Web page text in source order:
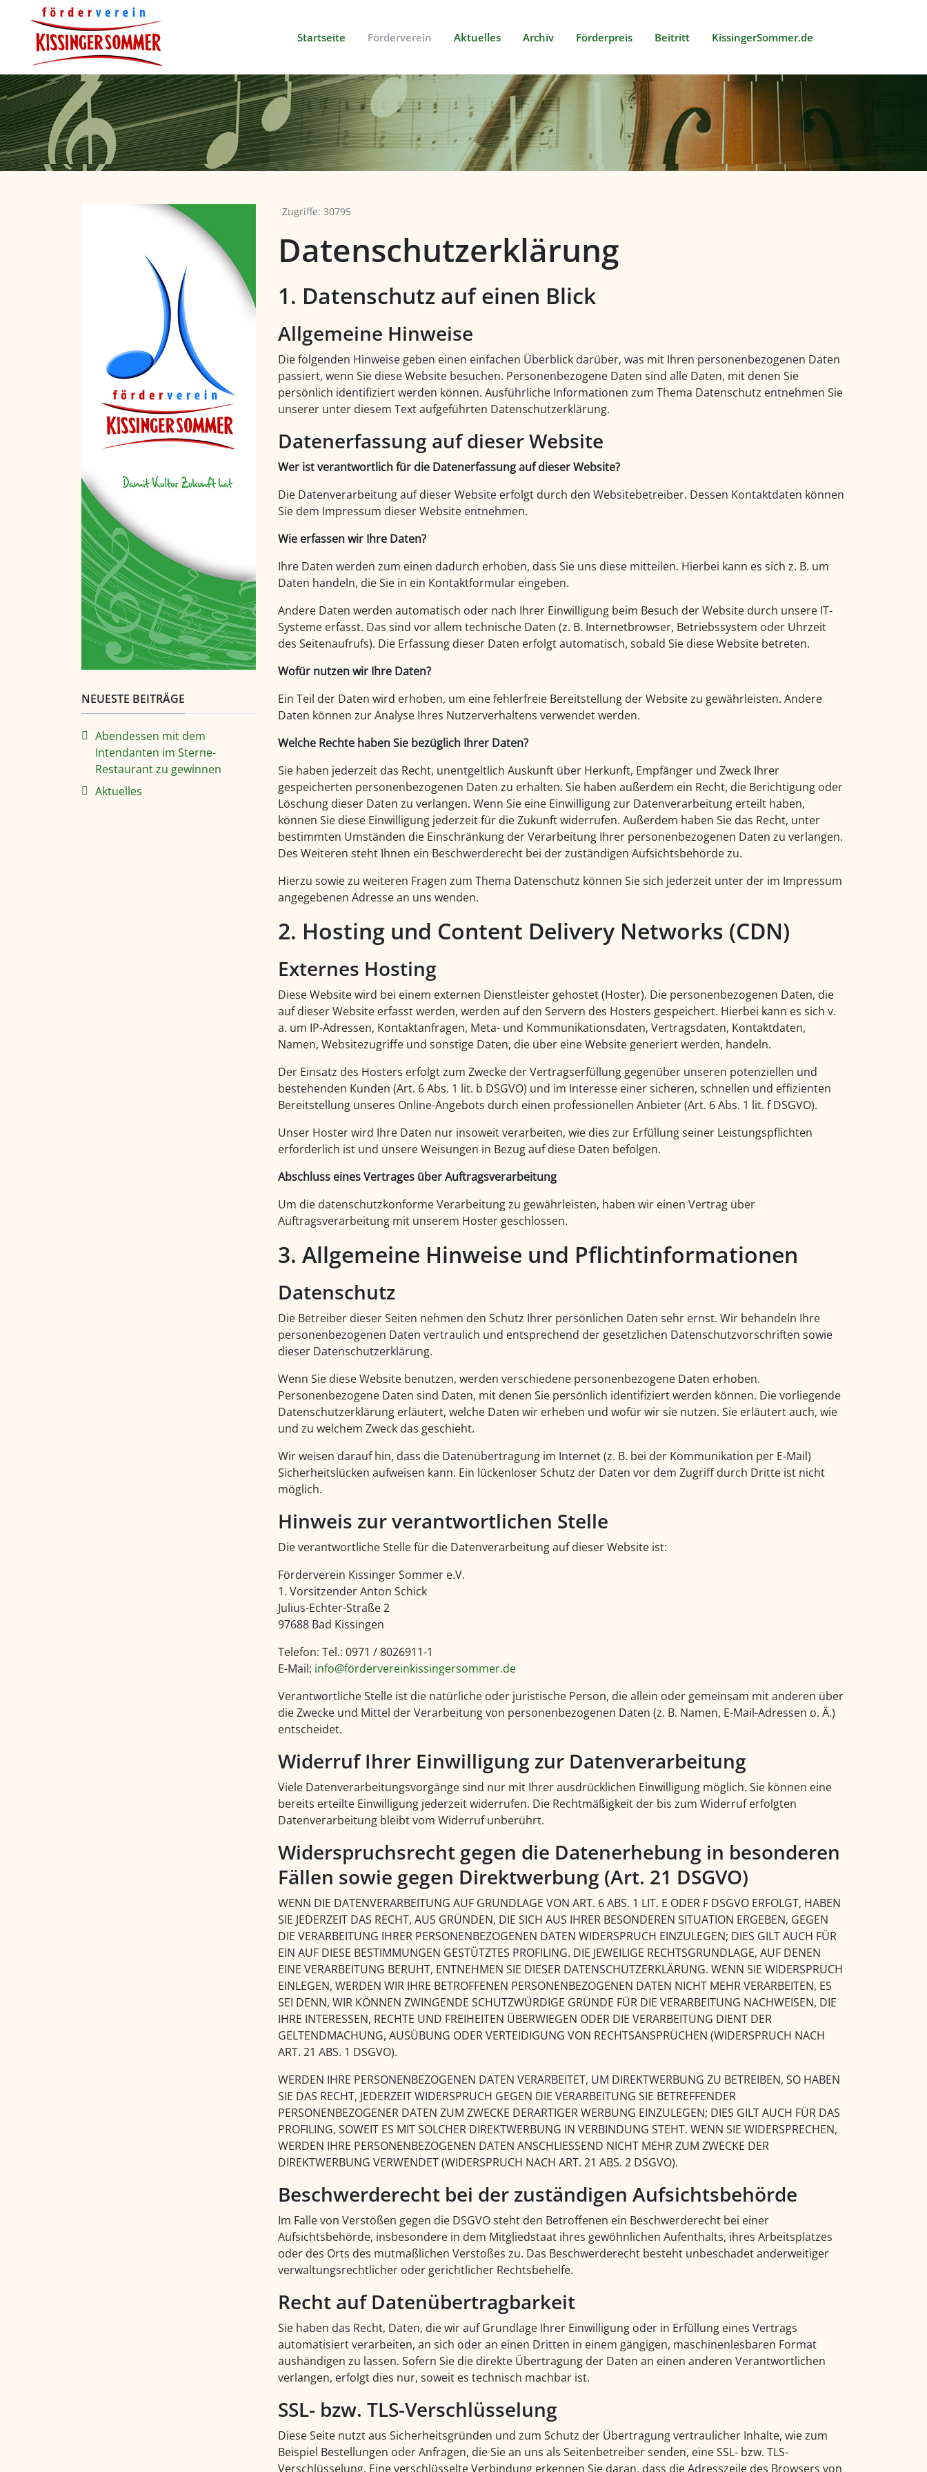
Startseite Förderverein Aktuelles Archiv Förderpreis Beitritt KissingerSommer.de
Zugriffe: 30795
Datenschutz­erklärung
1. Datenschutz auf einen Blick
Allgemeine Hinweise
Die folgenden Hinweise geben einen einfachen Überblick darüber, was mit Ihren personenbezogenen Daten
passiert, wenn Sie diese Website besuchen. Personenbezogene Daten sind alle Daten, mit denen Sie
persönlich identifiziert werden können. Ausführliche Informationen zum Thema Datenschutz entnehmen Sie
unserer unter diesem Text aufgeführten Datenschutzerklärung.
Datenerfassung auf dieser Website
Wer ist verantwortlich für die Datenerfassung auf dieser Website?
Die Datenverarbeitung auf dieser Website erfolgt durch den Websitebetreiber. Dessen Kontaktdaten können
Sie dem Impressum dieser Website entnehmen.
Wie erfassen wir Ihre Daten?
Ihre Daten werden zum einen dadurch erhoben, dass Sie uns diese mitteilen. Hierbei kann es sich z. B. um
Daten handeln, die Sie in ein Kontaktformular eingeben.
Andere Daten werden automatisch oder nach Ihrer Einwilligung beim Besuch der Website durch unsere IT-
Systeme erfasst. Das sind vor allem technische Daten (z. B. Internetbrowser, Betriebssystem oder Uhrzeit
des Seitenaufrufs). Die Erfassung dieser Daten erfolgt automatisch, sobald Sie diese Website betreten.
Wofür nutzen wir Ihre Daten?
Ein Teil der Daten wird erhoben, um eine fehlerfreie Bereitstellung der Website zu gewährleisten. Andere
Daten können zur Analyse Ihres Nutzerverhaltens verwendet werden.
Welche Rechte haben Sie bezüglich Ihrer Daten?
Sie haben jederzeit das Recht, unentgeltlich Auskunft über Herkunft, Empfänger und Zweck Ihrer
gespeicherten personenbezogenen Daten zu erhalten. Sie haben außerdem ein Recht, die Berichtigung oder
Löschung dieser Daten zu verlangen. Wenn Sie eine Einwilligung zur Datenverarbeitung erteilt haben,
können Sie diese Einwilligung jederzeit für die Zukunft widerrufen. Außerdem haben Sie das Recht, unter
bestimmten Umständen die Einschränkung der Verarbeitung Ihrer personenbezogenen Daten zu verlangen.
Des Weiteren steht Ihnen ein Beschwerderecht bei der zuständigen Aufsichtsbehörde zu.
Hierzu sowie zu weiteren Fragen zum Thema Datenschutz können Sie sich jederzeit unter der im Impressum
angegebenen Adresse an uns wenden.
2. Hosting und Content Delivery Networks (CDN)
Externes Hosting
Diese Website wird bei einem externen Dienstleister gehostet (Hoster). Die personenbezogenen Daten, die
auf dieser Website erfasst werden, werden auf den Servern des Hosters gespeichert. Hierbei kann es sich v.
a. um IP-Adressen, Kontaktanfragen, Meta- und Kommunikationsdaten, Vertragsdaten, Kontaktdaten,
Namen, Websitezugriffe und sonstige Daten, die über eine Website generiert werden, handeln.
Der Einsatz des Hosters erfolgt zum Zwecke der Vertragserfüllung gegenüber unseren potenziellen und
bestehenden Kunden (Art. 6 Abs. 1 lit. b DSGVO) und im Interesse einer sicheren, schnellen und effizienten
Bereitstellung unseres Online-Angebots durch einen professionellen Anbieter (Art. 6 Abs. 1 lit. f DSGVO).
Unser Hoster wird Ihre Daten nur insoweit verarbeiten, wie dies zur Erfüllung seiner Leistungspflichten
erforderlich ist und unsere Weisungen in Bezug auf diese Daten befolgen.
Abschluss eines Vertrages über Auftragsverarbeitung
Um die datenschutzkonforme Verarbeitung zu gewährleisten, haben wir einen Vertrag über
Auftragsverarbeitung mit unserem Hoster geschlossen.
3. Allgemeine Hinweise und Pflicht­informationen
Datenschutz
Die Betreiber dieser Seiten nehmen den Schutz Ihrer persönlichen Daten sehr ernst. Wir behandeln Ihre
personenbezogenen Daten vertraulich und entsprechend der gesetzlichen Datenschutzvorschriften sowie
dieser Datenschutzerklärung.
Wenn Sie diese Website benutzen, werden verschiedene personenbezogene Daten erhoben.
Personenbezogene Daten sind Daten, mit denen Sie persönlich identifiziert werden können. Die vorliegende
Datenschutzerklärung erläutert, welche Daten wir erheben und wofür wir sie nutzen. Sie erläutert auch, wie
und zu welchem Zweck das geschieht.
Wir weisen darauf hin, dass die Datenübertragung im Internet (z. B. bei der Kommunikation per E-Mail)
Sicherheitslücken aufweisen kann. Ein lückenloser Schutz der Daten vor dem Zugriff durch Dritte ist nicht
möglich.
Hinweis zur verantwortlichen Stelle
Die verantwortliche Stelle für die Datenverarbeitung auf dieser Website ist:
Förderverein Kissinger Sommer e.V.
1. Vorsitzender Anton Schick
Julius-Echter-Straße 2
97688 Bad Kissingen
Telefon: Tel.: 0971 / 8026911-1
E-Mail: info@fördervereinkissingersommer.de
Verantwortliche Stelle ist die natürliche oder juristische Person, die allein oder gemeinsam mit anderen über
die Zwecke und Mittel der Verarbeitung von personenbezogenen Daten (z. B. Namen, E-Mail-Adressen o. Ä.)
entscheidet.
Widerruf Ihrer Einwilligung zur Datenverarbeitung
Viele Datenverarbeitungsvorgänge sind nur mit Ihrer ausdrücklichen Einwilligung möglich. Sie können eine
bereits erteilte Einwilligung jederzeit widerrufen. Die Rechtmäßigkeit der bis zum Widerruf erfolgten
Datenverarbeitung bleibt vom Widerruf unberührt.
Widerspruchsrecht gegen die Datenerhebung in besonderen
Fällen sowie gegen Direktwerbung (Art. 21 DSGVO)
WENN DIE DATENVERARBEITUNG AUF GRUNDLAGE VON ART. 6 ABS. 1 LIT. E ODER F DSGVO ERFOLGT, HABEN
SIE JEDERZEIT DAS RECHT, AUS GRÜNDEN, DIE SICH AUS IHRER BESONDEREN SITUATION ERGEBEN, GEGEN
DIE VERARBEITUNG IHRER PERSONENBEZOGENEN DATEN WIDERSPRUCH EINZULEGEN; DIES GILT AUCH FÜR
EIN AUF DIESE BESTIMMUNGEN GESTÜTZTES PROFILING. DIE JEWEILIGE RECHTSGRUNDLAGE, AUF DENEN
EINE VERARBEITUNG BERUHT, ENTNEHMEN SIE DIESER DATENSCHUTZERKLÄRUNG. WENN SIE WIDERSPRUCH
EINLEGEN, WERDEN WIR IHRE BETROFFENEN PERSONENBEZOGENEN DATEN NICHT MEHR VERARBEITEN, ES
SEI DENN, WIR KÖNNEN ZWINGENDE SCHUTZWÜRDIGE GRÜNDE FÜR DIE VERARBEITUNG NACHWEISEN, DIE
IHRE INTERESSEN, RECHTE UND FREIHEITEN ÜBERWIEGEN ODER DIE VERARBEITUNG DIENT DER
GELTENDMACHUNG, AUSÜBUNG ODER VERTEIDIGUNG VON RECHTSANSPRÜCHEN (WIDERSPRUCH NACH
ART. 21 ABS. 1 DSGVO).
WERDEN IHRE PERSONENBEZOGENEN DATEN VERARBEITET, UM DIREKTWERBUNG ZU BETREIBEN, SO HABEN
SIE DAS RECHT, JEDERZEIT WIDERSPRUCH GEGEN DIE VERARBEITUNG SIE BETREFFENDER
PERSONENBEZOGENER DATEN ZUM ZWECKE DERARTIGER WERBUNG EINZULEGEN; DIES GILT AUCH FÜR DAS
PROFILING, SOWEIT ES MIT SOLCHER DIREKTWERBUNG IN VERBINDUNG STEHT. WENN SIE WIDERSPRECHEN,
WERDEN IHRE PERSONENBEZOGENEN DATEN ANSCHLIESSEND NICHT MEHR ZUM ZWECKE DER
DIREKTWERBUNG VERWENDET (WIDERSPRUCH NACH ART. 21 ABS. 2 DSGVO).
Beschwerde­recht bei der zuständigen Aufsichts­behörde
Im Falle von Verstößen gegen die DSGVO steht den Betroffenen ein Beschwerderecht bei einer
Aufsichtsbehörde, insbesondere in dem Mitgliedstaat ihres gewöhnlichen Aufenthalts, ihres Arbeitsplatzes
oder des Orts des mutmaßlichen Verstoßes zu. Das Beschwerderecht besteht unbeschadet anderweitiger
verwaltungsrechtlicher oder gerichtlicher Rechtsbehelfe.
Recht auf Daten­übertrag­barkeit
Sie haben das Recht, Daten, die wir auf Grundlage Ihrer Einwilligung oder in Erfüllung eines Vertrags
automatisiert verarbeiten, an sich oder an einen Dritten in einem gängigen, maschinenlesbaren Format
aushändigen zu lassen. Sofern Sie die direkte Übertragung der Daten an einen anderen Verantwortlichen
verlangen, erfolgt dies nur, soweit es technisch machbar ist.
SSL- bzw. TLS-Verschlüsselung
Diese Seite nutzt aus Sicherheitsgründen und zum Schutz der Übertragung vertraulicher Inhalte, wie zum
Beispiel Bestellungen oder Anfragen, die Sie an uns als Seitenbetreiber senden, eine SSL- bzw. TLS-
Verschlüsselung. Eine verschlüsselte Verbindung erkennen Sie daran, dass die Adresszeile des Browsers von
NEUESTE BEITRÄGE
Abendessen mit dem
Intendanten im Sterne-
Restaurant zu gewinnen
Aktuelles